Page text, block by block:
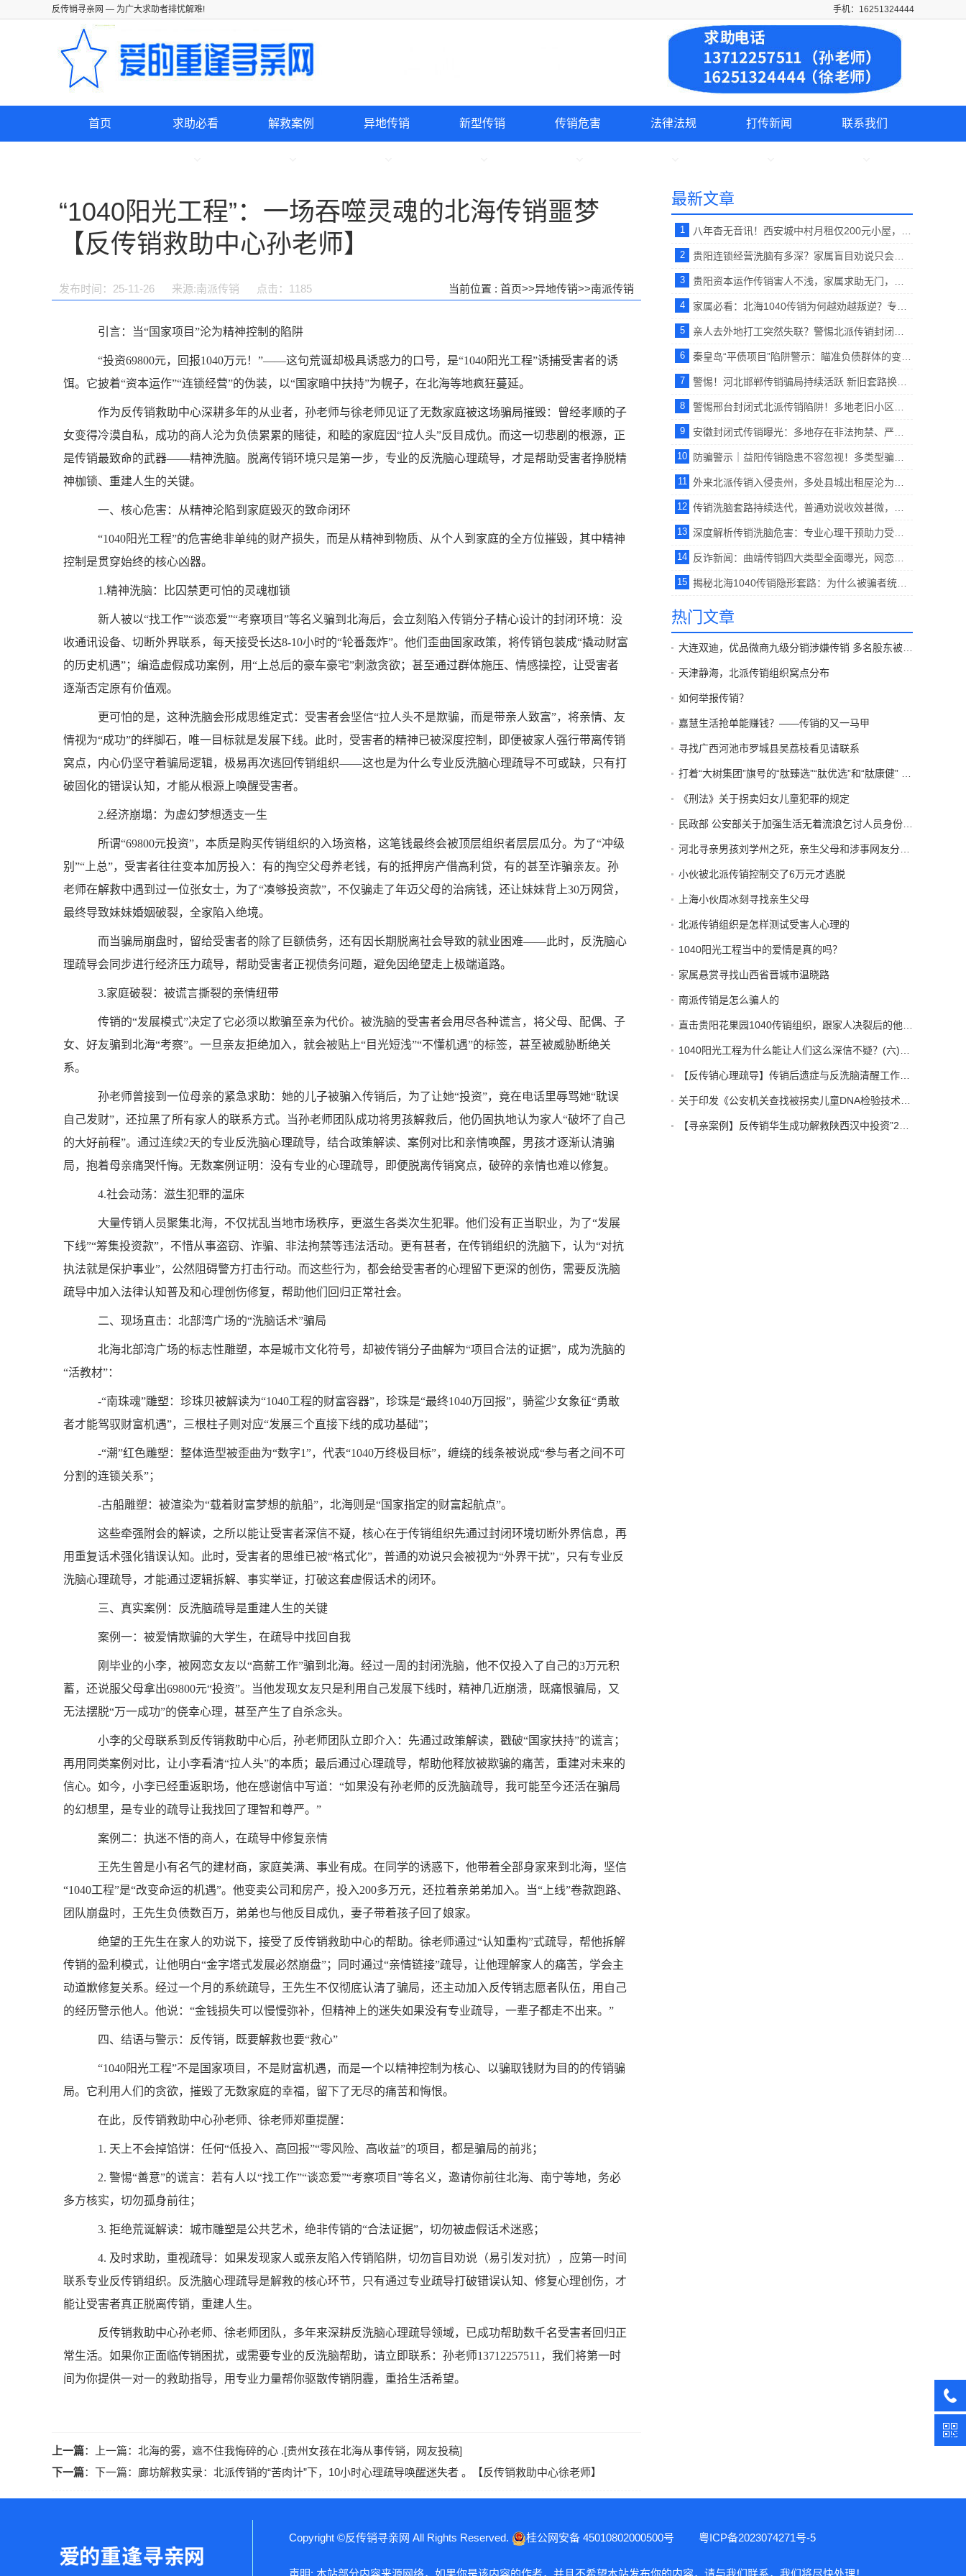
反传销寻亲网 — 为广大求助者排忧解难! 手机：16251324444
首页 求助必看 解救案例 异地传销 新型传销 传销危害 法律法规 打传新闻 联系我们
“1040阳光工程”：一场吞噬灵魂的北海传销噩梦
【反传销救助中心孙老师】
发布时间：25-11-26 来源:南派传销 点击： 1185 当前位置 : 首页>>异地传销>>南派传销
引言：当“国家项目”沦为精神控制的陷阱
“投资69800元，回报1040万元！”——这句荒诞却极具诱惑力的口号，是“1040阳光工程”诱捕受害者的诱
饵。它披着“资本运作”“连锁经营”的伪装，以“国家暗中扶持”为幌子，在北海等地疯狂蔓延。
作为反传销救助中心深耕多年的从业者，孙老师与徐老师见证了无数家庭被这场骗局摧毁：曾经孝顺的子
女变得冷漠自私，成功的商人沦为负债累累的赌徒，和睦的家庭因“拉人头”反目成仇。而这一切悲剧的根源，正
是传销最致命的武器——精神洗脑。脱离传销环境只是第一步，专业的反洗脑心理疏导，才是帮助受害者挣脱精
神枷锁、重建人生的关键。
一、核心危害：从精神沦陷到家庭毁灭的致命闭环
“1040阳光工程”的危害绝非单纯的财产损失，而是从精神到物质、从个人到家庭的全方位摧毁，其中精神
控制是贯穿始终的核心凶器。
1.精神洗脑：比囚禁更可怕的灵魂枷锁
新人被以“找工作”“谈恋爱”“考察项目”等名义骗到北海后，会立刻陷入传销分子精心设计的封闭环境：没
收通讯设备、切断外界联系，每天接受长达8-10小时的“轮番轰炸”。他们歪曲国家政策，将传销包装成“撬动财富
的历史机遇”；编造虚假成功案例，用“上总后的豪车豪宅”刺激贪欲；甚至通过群体施压、情感操控，让受害者
逐渐否定原有价值观。
更可怕的是，这种洗脑会形成思维定式：受害者会坚信“拉人头不是欺骗，而是带亲人致富”，将亲情、友
情视为“成功”的绊脚石，唯一目标就是发展下线。此时，受害者的精神已被深度控制，即便被家人强行带离传销
窝点，内心仍坚守着骗局逻辑，极易再次逃回传销组织——这也是为什么专业反洗脑心理疏导不可或缺，只有打
破固化的错误认知，才能从根源上唤醒受害者。
2.经济崩塌：为虚幻梦想透支一生
所谓“69800元投资”，本质是购买传销组织的入场资格，这笔钱最终会被顶层组织者层层瓜分。为了“冲级
别”“上总”，受害者往往变本加厉投入：有的掏空父母养老钱，有的抵押房产借高利贷，有的甚至诈骗亲友。孙
老师在解救中遇到过一位张女士，为了“凑够投资款”，不仅骗走了年迈父母的治病钱，还让妹妹背上30万网贷，
最终导致妹妹婚姻破裂，全家陷入绝境。
而当骗局崩盘时，留给受害者的除了巨额债务，还有因长期脱离社会导致的就业困难——此时，反洗脑心
理疏导会同步进行经济压力疏导，帮助受害者正视债务问题，避免因绝望走上极端道路。
3.家庭破裂：被谎言撕裂的亲情纽带
传销的“发展模式”决定了它必须以欺骗至亲为代价。被洗脑的受害者会用尽各种谎言，将父母、配偶、子
女、好友骗到北海“考察”。一旦亲友拒绝加入，就会被贴上“目光短浅”“不懂机遇”的标签，甚至被威胁断绝关
系。
孙老师曾接到一位母亲的紧急求助：她的儿子被骗入传销后，为了让她“投资”，竟在电话里辱骂她“耽误
自己发财”，还拉黑了所有家人的联系方式。当孙老师团队成功将男孩解救后，他仍固执地认为家人“破坏了自己
的大好前程”。通过连续2天的专业反洗脑心理疏导，结合政策解读、案例对比和亲情唤醒，男孩才逐渐认清骗
局，抱着母亲痛哭忏悔。无数案例证明：没有专业的心理疏导，即便脱离传销窝点，破碎的亲情也难以修复。
4.社会动荡：滋生犯罪的温床
大量传销人员聚集北海，不仅扰乱当地市场秩序，更滋生各类次生犯罪。他们没有正当职业，为了“发展
下线”“筹集投资款”，不惜从事盗窃、诈骗、非法拘禁等违法活动。更有甚者，在传销组织的洗脑下，认为“对抗
执法就是保护事业”，公然阻碍警方打击行动。而这些行为，都会给受害者的心理留下更深的创伤，需要反洗脑
疏导中加入法律认知普及和心理创伤修复，帮助他们回归正常社会。
二、现场直击：北部湾广场的“洗脑话术”骗局
北海北部湾广场的标志性雕塑，本是城市文化符号，却被传销分子曲解为“项目合法的证据”，成为洗脑的
“活教材”：
-“南珠魂”雕塑：珍珠贝被解读为“1040工程的财富容器”，珍珠是“最终1040万回报”，骑鲨少女象征“勇敢
者才能驾驭财富机遇”，三根柱子则对应“发展三个直接下线的成功基础”；
-“潮”红色雕塑：整体造型被歪曲为“数字1”，代表“1040万终极目标”，缠绕的线条被说成“参与者之间不可
分割的连锁关系”；
-古船雕塑：被渲染为“载着财富梦想的航船”，北海则是“国家指定的财富起航点”。
这些牵强附会的解读，之所以能让受害者深信不疑，核心在于传销组织先通过封闭环境切断外界信息，再
用重复话术强化错误认知。此时，受害者的思维已被“格式化”，普通的劝说只会被视为“外界干扰”，只有专业反
洗脑心理疏导，才能通过逻辑拆解、事实举证，打破这套虚假话术的闭环。
三、真实案例：反洗脑疏导是重建人生的关键
案例一：被爱情欺骗的大学生，在疏导中找回自我
刚毕业的小李，被网恋女友以“高薪工作”骗到北海。经过一周的封闭洗脑，他不仅投入了自己的3万元积
蓄，还说服父母拿出69800元“投资”。当他发现女友只是利用自己发展下线时，精神几近崩溃，既痛恨骗局，又
无法摆脱“万一成功”的侥幸心理，甚至产生了自杀念头。
小李的父母联系到反传销救助中心后，孙老师团队立即介入：先通过政策解读，戳破“国家扶持”的谎言；
再用同类案例对比，让小李看清“拉人头”的本质；最后通过心理疏导，帮助他释放被欺骗的痛苦，重建对未来的
信心。如今，小李已经重返职场，他在感谢信中写道：“如果没有孙老师的反洗脑疏导，我可能至今还活在骗局
的幻想里，是专业的疏导让我找回了理智和尊严。”
案例二：执迷不悟的商人，在疏导中修复亲情
王先生曾是小有名气的建材商，家庭美满、事业有成。在同学的诱惑下，他带着全部身家来到北海，坚信
“1040工程”是“改变命运的机遇”。他变卖公司和房产，投入200多万元，还拉着亲弟弟加入。当“上线”卷款跑路、
团队崩盘时，王先生负债数百万，弟弟也与他反目成仇，妻子带着孩子回了娘家。
绝望的王先生在家人的劝说下，接受了反传销救助中心的帮助。徐老师通过“认知重构”式疏导，帮他拆解
传销的盈利模式，让他明白“金字塔式发展必然崩盘”；同时通过“亲情链接”疏导，让他理解家人的痛苦，学会主
动道歉修复关系。经过一个月的系统疏导，王先生不仅彻底认清了骗局，还主动加入反传销志愿者队伍，用自己
的经历警示他人。他说：“金钱损失可以慢慢弥补，但精神上的迷失如果没有专业疏导，一辈子都走不出来。”
四、结语与警示：反传销，既要解救也要“救心”
“1040阳光工程”不是国家项目，不是财富机遇，而是一个以精神控制为核心、以骗取钱财为目的的传销骗
局。它利用人们的贪欲，摧毁了无数家庭的幸福，留下了无尽的痛苦和悔恨。
在此，反传销救助中心孙老师、徐老师郑重提醒：
1. 天上不会掉馅饼：任何“低投入、高回报”“零风险、高收益”的项目，都是骗局的前兆；
2. 警惕“善意”的谎言：若有人以“找工作”“谈恋爱”“考察项目”等名义，邀请你前往北海、南宁等地，务必
多方核实，切勿孤身前往；
3. 拒绝荒诞解读：城市雕塑是公共艺术，绝非传销的“合法证据”，切勿被虚假话术迷惑；
4. 及时求助，重视疏导：如果发现家人或亲友陷入传销陷阱，切勿盲目劝说（易引发对抗），应第一时间
联系专业反传销组织。反洗脑心理疏导是解救的核心环节，只有通过专业疏导打破错误认知、修复心理创伤，才
能让受害者真正脱离传销，重建人生。
反传销救助中心孙老师、徐老师团队，多年来深耕反洗脑心理疏导领域，已成功帮助数千名受害者回归正
常生活。如果你正面临传销困扰，或需要专业的反洗脑帮助，请立即联系：孙老师13712257511，我们将第一时
间为你提供一对一的救助指导，用专业力量帮你驱散传销阴霾，重拾生活希望。
上一篇：上一篇： 北海的雾，遮不住我悔碎的心 .[贵州女孩在北海从事传销，网友投稿]
下一篇：下一篇： 廊坊解救实录：北派传销的“苦肉计”下，10小时心理疏导唤醒迷失者 。【反传销救助中心徐老师】
最新文章
1
2
3
4
5
6
7
8
9
10
11
12
13
14
15
热门文章
天津静海，北派传销组织窝点分布
如何举报传销？
嘉慧生活抢单能赚钱？——传销的又一马甲
寻找广西河池市罗城县吴荔枝看见请联系
《刑法》关于拐卖妇女儿童犯罪的规定
小伙被北派传销控制交了6万元才逃脱
上海小伙周冰刻寻找亲生父母
北派传销组织是怎样测试受害人心理的
1040阳光工程当中的爱情是真的吗？
家属悬赏寻找山西省晋城市温晓路
南派传销是怎么骗人的
Copyright ©反传销寻亲网 All Rights Reserved. 桂公网安备 45010802000500号 粤ICP备2023074271号-5
声明: 本站部分内容来源网络，如果你是该内容的作者，并且不希望本站发布你的内容，请与我们联系，我们将尽快处理！